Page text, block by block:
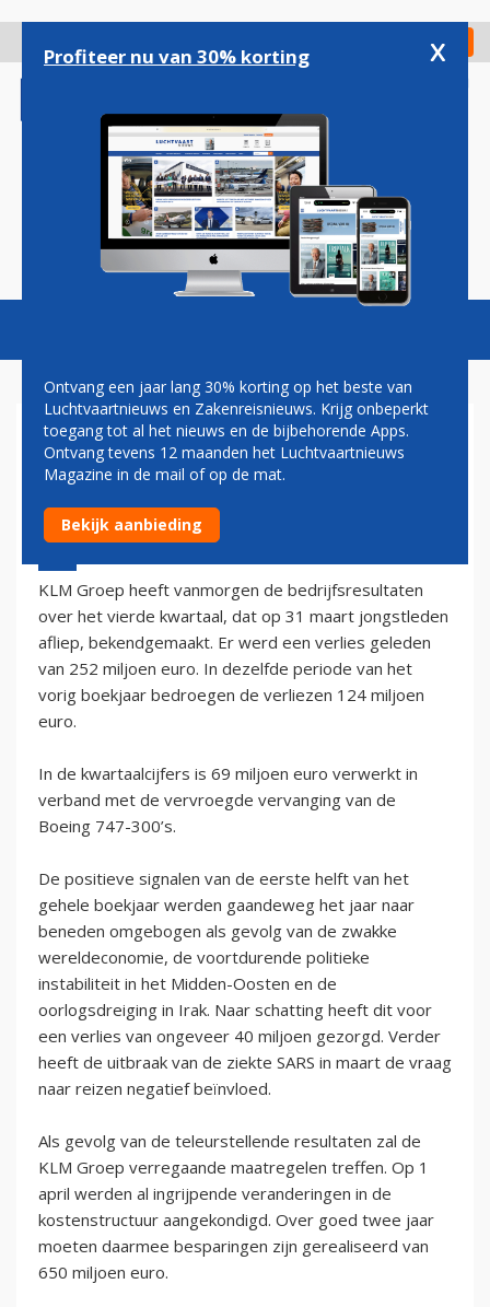
gaan
Check in
Magazine Podcasts Vacatures
OORLOG, ECONOMIE EN SARS
SPELEN KLM PARTEN
8 mei 2003 - 2:00
KLM Groep heeft vanmorgen de bedrijfsresultaten
over het vierde kwartaal, dat op 31 maart jongstleden
afliep, bekendgemaakt. Er werd een verlies geleden
van 252 miljoen euro. In dezelfde periode van het
vorig boekjaar bedroegen de verliezen 124 miljoen
euro.
In de kwartaalcijfers is 69 miljoen euro verwerkt in
verband met de vervroegde vervanging van de
Boeing 747-300’s.
De positieve signalen van de eerste helft van het
gehele boekjaar werden gaandeweg het jaar naar
beneden omgebogen als gevolg van de zwakke
wereldeconomie, de voortdurende politieke
instabiliteit in het Midden-Oosten en de
oorlogsdreiging in Irak. Naar schatting heeft dit voor
een verlies van ongeveer 40 miljoen gezorgd. Verder
heeft de uitbraak van de ziekte SARS in maart de vraag
naar reizen negatief beïnvloed.
Als gevolg van de teleurstellende resultaten zal de
KLM Groep verregaande maatregelen treffen. Op 1
april werden al ingrijpende veranderingen in de
kostenstructuur aangekondigd. Over goed twee jaar
moeten daarmee besparingen zijn gerealiseerd van
650 miljoen euro.
Profiteer nu van 30% korting x
Ontvang een jaar lang 30% korting op het beste van
Luchtvaartnieuws en Zakenreisnieuws. Krijg onbeperkt
toegang tot al het nieuws en de bijbehorende Apps.
Ontvang tevens 12 maanden het Luchtvaartnieuws
Magazine in de mail of op de mat.
Bekijk aanbieding